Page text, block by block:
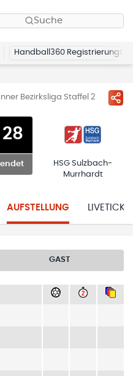
Suche
Handball360 Registrierung
Bezirksliga Staffel 2
28
HSG Sulzbach-
Murrhardt
AUFSTELLUNG
GAST